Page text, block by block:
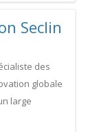
Seclin
des
globale
large